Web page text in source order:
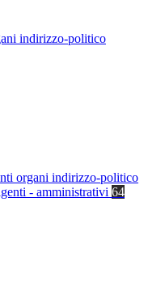
indirizzo-politico
organi indirizzo-politico
- amministrativi 64